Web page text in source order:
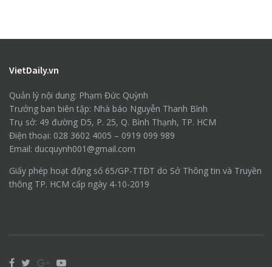
VietDaily.vn
Quản lý nội dung: Phạm Đức Quỳnh
Trưởng ban biên tập: Nhà báo Nguyễn Thanh Bình
Trụ sở: 49 đường D5, P. 25, Q. Bình Thạnh, TP. HCM
Điện thoại: 028 3602 4005 – 0919 099 989
Email: ducquynh001@gmail.com
Giấy phép hoạt động số 65/GP-TTĐT do Sở Thông tin và Truyền
thông TP. HCM cấp ngày 4-10-2019